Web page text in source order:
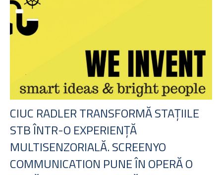
CIUC RADLER TRANSFORMĂ STAȚIILE
STB ÎNTR-O EXPERIENȚĂ
MULTISENZORIALĂ. SCREENYO
COMMUNICATION PUNE ÎN OPERĂ O